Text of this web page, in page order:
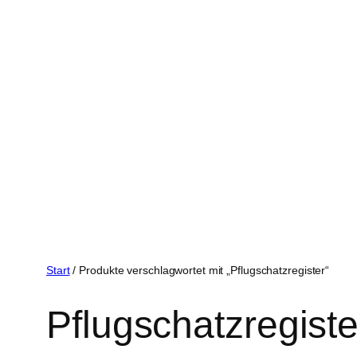
Start/ Produkte verschlagwortet mit „Pflugschatzregister“